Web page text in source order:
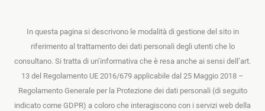
In questa pagina si descrivono le modalità di gestione del sito in
riferimento al trattamento dei dati personali degli utenti che lo
consultano. Si tratta di un’informativa che è resa anche ai sensi dell’art.
13 del Regolamento UE 2016/679 applicabile dal 25 Maggio 2018 –
Regolamento Generale per la Protezione dei dati personali (di seguito
indicato come GDPR) a coloro che interagiscono con i servizi web della